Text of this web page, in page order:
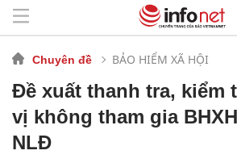
Chuyên đề BẢO HIỂM XÃ HỘI
Đề xuất thanh tra, kiểm
vị không tham gia
NLĐ